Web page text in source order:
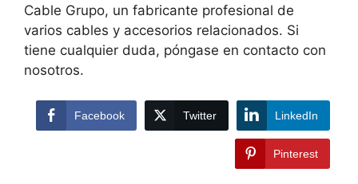
Cable Grupo, un fabricante profesional de
varios cables y accesorios relacionados. Si
tiene cualquier duda, póngase en contacto con
nosotros.
Facebook Twitter LinkedIn
Pinterest